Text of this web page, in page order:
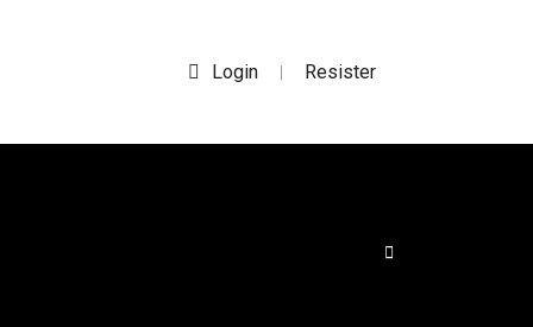
Login | Resister